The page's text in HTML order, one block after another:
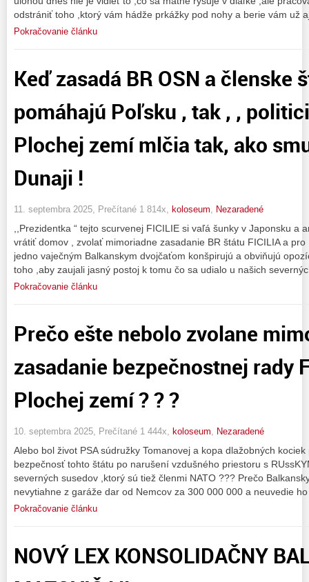
odstrániť toho ,ktorý vám hádže prkážky pod nohy a berie vám už
Pokračovanie článku
Keď zasadá BR OSN a členske
pomáhajú Poľsku , tak , ,
Plochej zemí mlčia tak, ako
Dunaji !
11. septembra 2025, Prečítané 1 814x, koloseum Nezaradené
,,Prezidentka “ tejto scurvenej FICILIE si vaľá šunky v Japonsku a
vrátiť domov , zvolať mimoriadne zasadanie BR štátu FICILIA a
jedno vaječným Balkanskym dvojčaťom konšpirujú a obviňujú
toho ,aby zaujali jasný postoj k tomu čo sa udialo u našich
Pokračovanie článku
Prečo ešte nebolo zvolane
zasadanie bezpečnostnej rady
Plochej zemí ? ? ?
10. septembra 2025, Prečítané 1 444x, koloseum Nezaradené
Alebo bol život PSA súdružky Tomanovej a kopa dlažobných
bezpečnosť tohto štátu po narušení vzdušného priestoru s
severných susedov ,ktorý sú tiež členmi NATO ??? Prečo
nevytiahne z garáže dar od Nemcov za 300 000 000 a neuvedie
Pokračovanie článku
NOVÝ LEX KONSOLIDAČNY